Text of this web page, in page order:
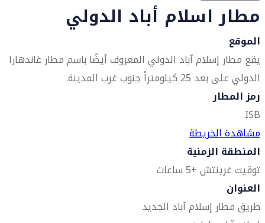
مطار اسلام أباد الدولي
الموقع
يقع مطار إسلام آباد الدولي المعروف أيضًا باسم مطار غاندهارا
الدولي على بعد 25 كيلومتراً جنوب غرب المدينة.
رمز المطار
ISB
مشاهدة الخريطة
المنطقة الزمنية
توقيت غرينتش +5 ساعات
العنوان
طريق مطار إسلام آباد الجديد